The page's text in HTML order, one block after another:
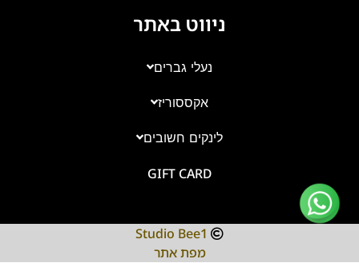
ניווט באתר
נעלי גברים
אקססוריז
לינקים חשובים
GIFT CARD
Studio Bee1
מפת אתר